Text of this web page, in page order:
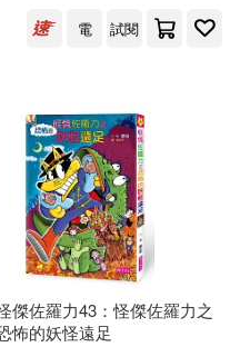
電
試閱
傑佐羅力43：怪傑佐羅力之
怖的妖怪遠足